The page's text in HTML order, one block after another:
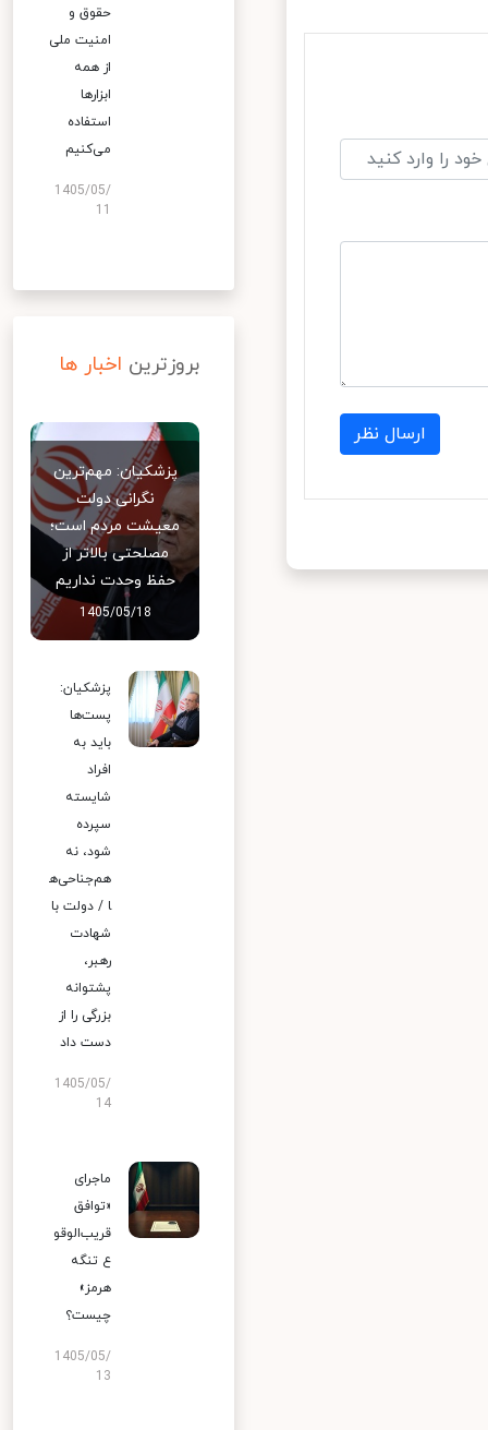
ارسال نظر
حقوق و
امنیت ملی
از همه
ابزارها
استفاده
می‌کنیم
1405/05/
بروزترین اخبار ها
پزشکیان: مهم‌ترین
نگرانی دولت
معیشت مردم است؛
مصلحتی بالاتر از
حفظ وحدت نداریم
1405/05/18
پزشکیان:
پست‌ها
باید به
افراد
شایسته
سپرده
شود، نه
هم‌جناحی‌ه
ا / دولت با
شهادت
رهبر،
پشتوانه
بزرگی را از
دست داد
1405/05/
14
ماجرای
«توافق
قریب‌الوقو
ع تنگه
هرمز»
چیست؟
1405/05/
13